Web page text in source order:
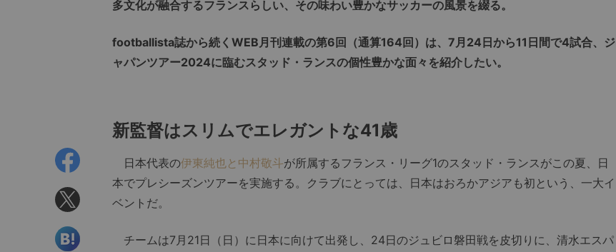
多文化が融合するフランスらしい、その味わい豊かなサッカーの風景を綴る。
footballista誌から続くWEB月刊連載の第6回（通算164回）は、7月24日から11日間で4試合、ジ
ャパンツアー2024に臨むスタッド・ランスの個性豊かな面々を紹介したい。
新監督はスリムでエレガントな41歳
日本代表の伊東純也と中村敬斗が所属するフランス・リーグ1のスタッド・ランスがこの夏、日
本でプレシーズンツアーを実施する。クラブにとっては、日本はおろかアジアも初という、一大イ
ベントだ。
チームは7月21日（日）に日本に向けて出発し、24日のジュビロ磐田戦を皮切りに、清水エスパ